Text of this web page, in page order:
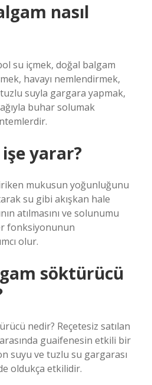
nasıl
su içmek, doğal balgam
havayı nemlendirmek,
tuzlu suyla gargara yapmak,
buhar solumak
yarar?
mukusun yoğunluğunu
su gibi akışkan hale
atılmasını ve solunumu
fonksiyonunun
olur.
söktürücü
nedir? Reçetesiz satılan
guaifenesin etkili bir
suyu ve tuzlu su gargarası
oldukça etkilidir.